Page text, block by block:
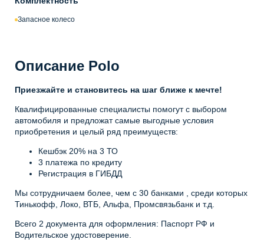
Запасное колесо
Описание Polo
Приезжайте и становитесь на шаг ближе к мечте!
Квалифицированные специалисты помогут с выбором
автомобиля и предложат самые выгодные условия
приобретения и целый ряд преимуществ:
Кешбэк 20% на 3 ТО
3 платежа по кредиту
Регистрация в ГИБДД
Мы сотрудничаем более, чем с 30 банками , среди которых
Тинькофф, Локо, ВТБ, Альфа, Промсвязьбанк и т.д.
Всего 2 документа для оформления: Паспорт РФ и
Водительское удостоверение.